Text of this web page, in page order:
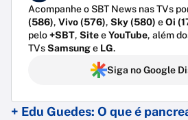
Acompanhe o SBT News nas TVs
(586), Vivo (576), Sky (580) eOi
pelo+SBT, SiteeYouTube, além
TVsSamsunge LG.
Siga no Google
+ Edu Guedes: O que é